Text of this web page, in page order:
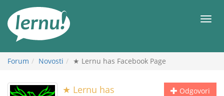
Meni
Forum Novosti ★ Lernu has Facebook Page
Odgovori
★ Lernu has